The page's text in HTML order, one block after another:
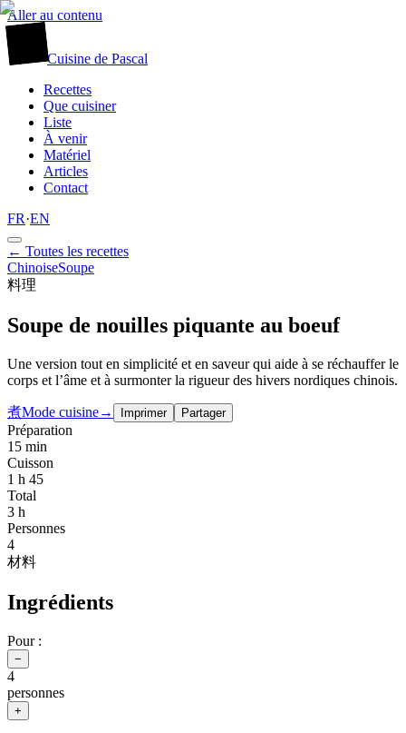
Aller au contenu
Cuisine de Pascal
Recettes
Que cuisiner
Liste
À venir
Matériel
Articles
Contact
FR·EN
← Toutes les recettes
ChinoiseSoupe
料理
Soupe de nouilles piquante au boeuf
Une version tout en simplicité et en saveur qui aide à se réchauffer le
corps et l’âme et à surmonter la rigueur des hivers nordiques chinois.
煮Mode cuisine→ Imprimer Partager
Préparation
15 min
Cuisson
1 h 45
Total
3 h
Personnes
4
材料
Ingrédients
Pour :
−
4
personnes
+